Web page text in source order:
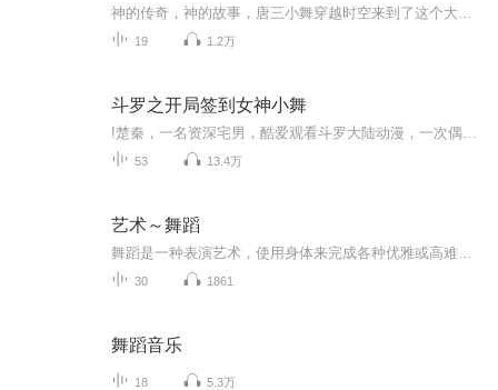
19 1.2万
斗罗之开局签到女神小舞
53 13.4万
艺术～舞蹈
30 1861
舞蹈音乐
18 5.3万